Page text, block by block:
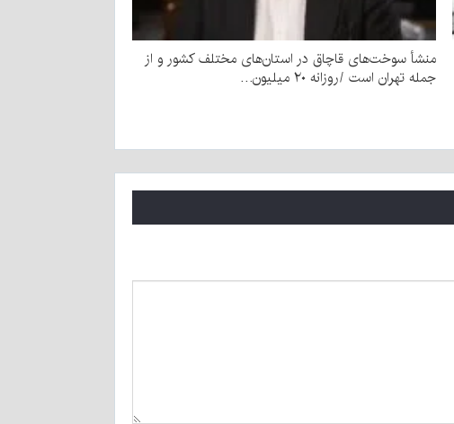
منشأ سوخت‌های قاچاق در استان‌های مختلف کشور و از
جمله تهران است /روزانه ۲۰ میلیون…